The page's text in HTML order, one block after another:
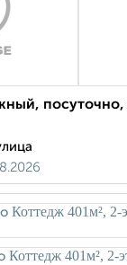
посуточно,